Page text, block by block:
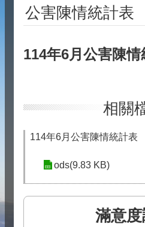
公害陳情統計表
114年6月公害陳情
相關
114年6月公害陳情統計表
ods(9.83 KB)
滿意